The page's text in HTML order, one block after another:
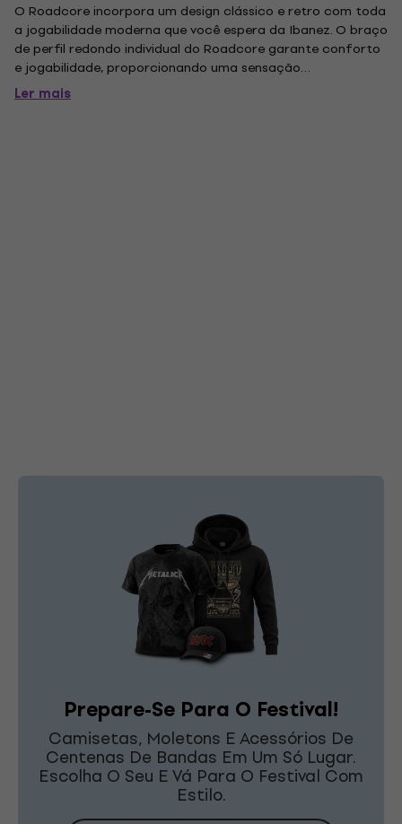
O Roadcore incorpora um design clássico e retro com toda
a jogabilidade moderna que você espera da Ibanez. O braço
de perfil redondo individual do Roadcore garante conforto
e jogabilidade, proporcionando uma sensação
instantaneamente sensível e familiar. Os captadores Core-
Tone de design personalizado fornecem som quente e
Ler mais
Prepare-Se Para O Festival!
Camisetas, Moletons E Acessórios De
Centenas De Bandas Em Um Só Lugar.
Escolha O Seu E Vá Para O Festival Com
Estilo.